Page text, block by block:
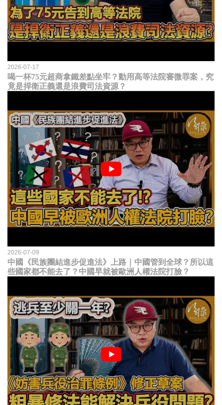
2026-07-17
喝一杯75元超商拿鐵差點坐牢？動用高等法院審微罪案，究
竟是捍衛正義還是浪費司法資源？
2026-07-09
中國《民族團結進步促進法》上路｜中國管到全球？所以這
些國家都不能去了？中國早就被歐洲人權法院打臉？